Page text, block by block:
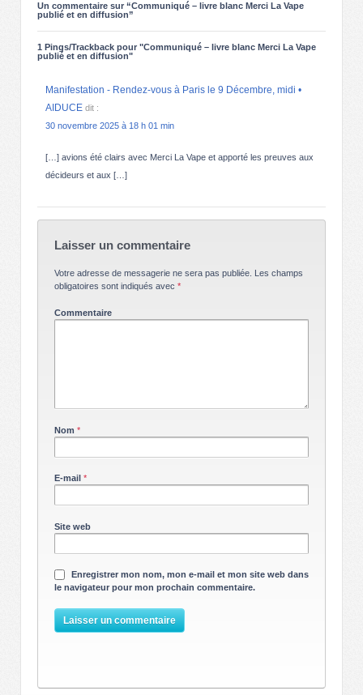
Un commentaire sur “Communiqué – livre blanc Merci La Vape
publié et en diffusion”
1 Pings/Trackback pour "Communiqué – livre blanc Merci La Vape
publié et en diffusion"
Manifestation - Rendez-vous à Paris le 9 Décembre, midi •
AIDUCE dit :
30 novembre 2025 à 18 h 01 min
[…] avions été clairs avec Merci La Vape et apporté les preuves aux
décideurs et aux […]
Laisser un commentaire
Votre adresse de messagerie ne sera pas publiée. Les champs
obligatoires sont indiqués avec *
Commentaire
Nom *
E-mail *
Site web
Enregistrer mon nom, mon e-mail et mon site web dans
le navigateur pour mon prochain commentaire.